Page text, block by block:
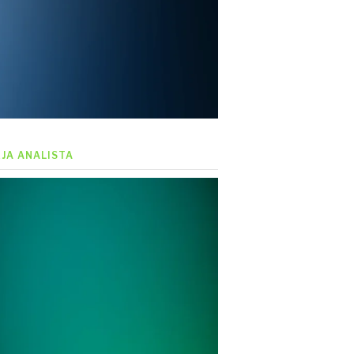
ANALISTA